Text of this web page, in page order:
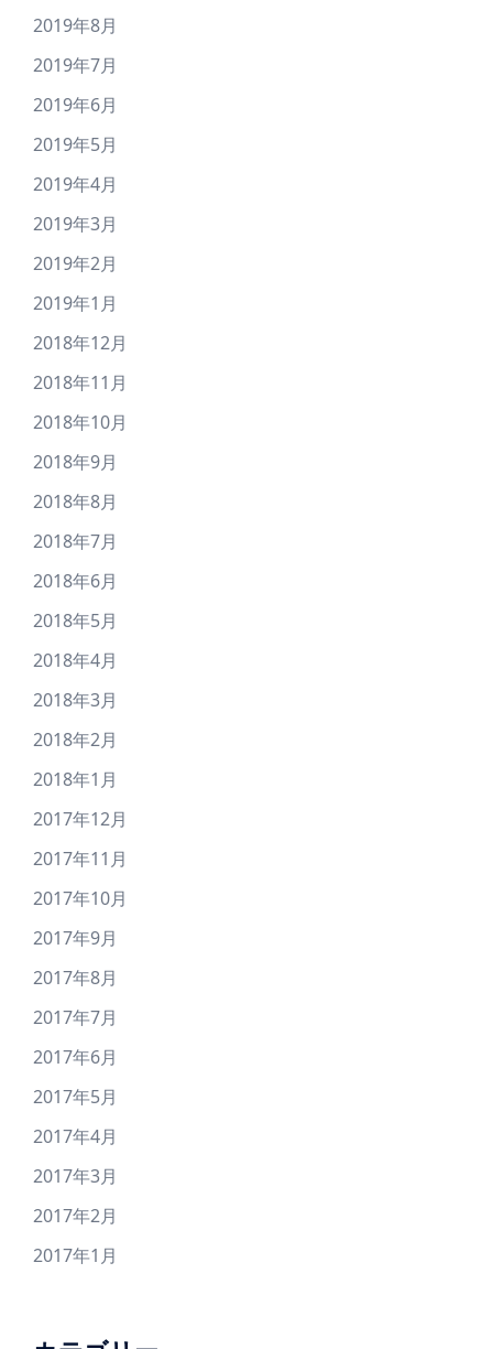
2019年8月
2019年7月
2019年6月
2019年5月
2019年4月
2019年3月
2019年2月
2019年1月
2018年12月
2018年11月
2018年10月
2018年9月
2018年8月
2018年7月
2018年6月
2018年5月
2018年4月
2018年3月
2018年2月
2018年1月
2017年12月
2017年11月
2017年10月
2017年9月
2017年8月
2017年7月
2017年6月
2017年5月
2017年4月
2017年3月
2017年2月
2017年1月